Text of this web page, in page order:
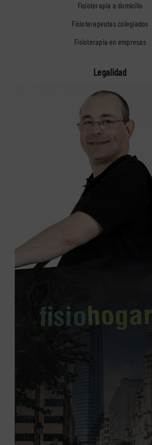
Fisioterapia a domicilio
Fisioterapeutas colegiados
Fisioterapia en empresas
Legalidad